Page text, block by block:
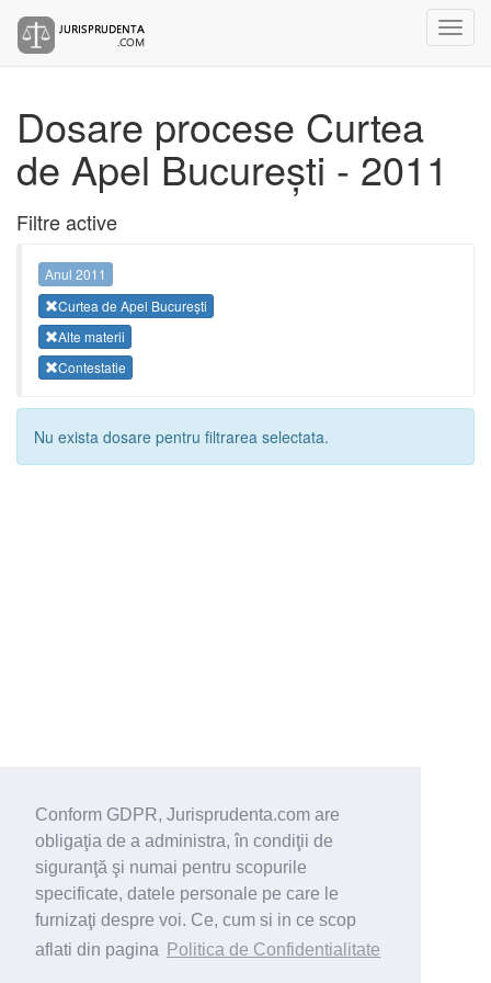
Conform GDPR, Jurisprudenta.com are
obligaţia de a administra, în condiţii de
siguranţă şi numai pentru scopurile
specificate, datele personale pe care le
furnizaţi despre voi. Ce, cum si in ce scop
aflati din pagina
Politica de Confidentialitate
Dosare procese Curtea
de Apel București - 2011
Filtre active
Anul 2011
Curtea de Apel București
Alte materii
Contestatie
Nu exista dosare pentru filtrarea selectata.